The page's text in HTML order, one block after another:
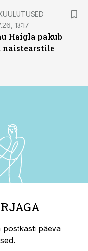
13:17
Haigla pakub
naistearstile
postkasti päeva